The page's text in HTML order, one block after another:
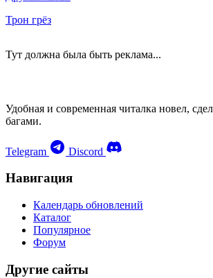
Трон грёз
Тут должна была быть реклама...
Удобная и современная читалка новел,
багами.
Telegram Discord
Навигация
Календарь обновлений
Каталог
Популярное
Форум
Другие сайты